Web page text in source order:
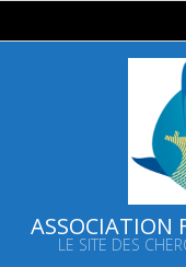
to
ASSOCIATION
LE SITE DES